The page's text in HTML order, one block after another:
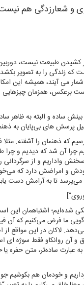
شعارزدگی هم نیست
طبیعت نیست،
که زندگی را به تصویر
می آیند، همیشه این
برعکس، همزمان
ساده و البته به ظاهر
پرسش های بی‌پایان به
ذهنمان را آشفته. مثلا
آن شد که دیدیم و چرا
واداریم و از سرگردانی
و امراضش دارد که
تا به آرامش دست
شده‌ایم؛ اشتباهمان این
ما فرض می‌کنیم که آن
لاكان در این مواقع از
آن روانکاو فقط سوژه ای
عبارت ساده‌تر، متن حفره
و خودمان هم بکوشیم